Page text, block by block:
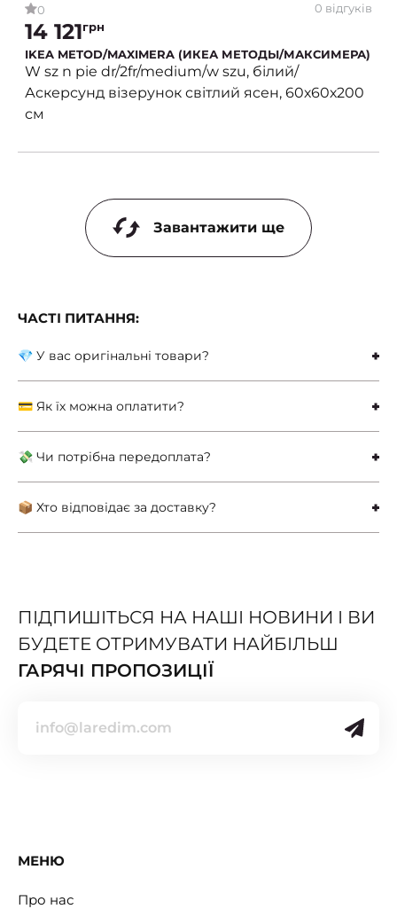
0 0 відгуків
14 121грн
IKEA METOD/MAXIMERA (ИКЕА МЕТОДЫ/МАКСИМЕРА)
W sz n pie dr/2fr/medium/w szu, білий/
Аскерсунд візерунок світлий ясен, 60х60х200
см
Завантажити ще
ЧАСТІ ПИТАННЯ:
💎 У вас оригінальні товари?
💳 Як їх можна оплатити?
💸 Чи потрібна передоплата?
📦 Хто відповідає за доставку?
ПІДПИШІТЬСЯ НА НАШІ НОВИНИ І ВИ
БУДЕТЕ ОТРИМУВАТИ НАЙБІЛЬШ
ГАРЯЧІ ПРОПОЗИЦІЇ
МЕНЮ
Про нас